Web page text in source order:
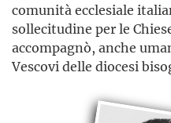
comunità ecclesiale
sollecitudine per le
accompagnò, anche
Vescovi delle diocesi